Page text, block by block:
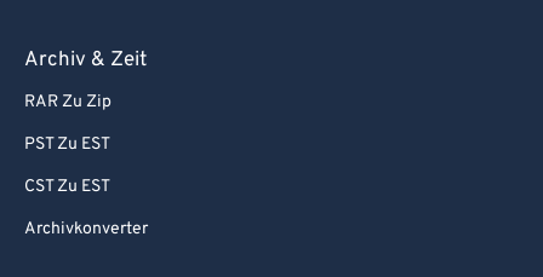
Archiv & Zeit
RAR Zu Zip
PST Zu EST
CST Zu EST
Archivkonverter